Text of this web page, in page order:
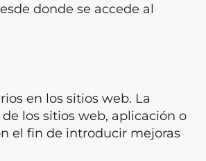
donde se accede al
en los sitios web. La
los sitios web, aplicación o
el fin de introducir mejoras